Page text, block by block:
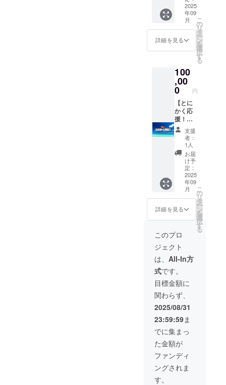
乳、白
すりご
ま/安定
剤(増粘
「賞味
期限」
方法」
-18℃以
下の冷
凍保存
「アレ
ルギー
物質」
卵、乳
製造者
株式会
社
CASTA
NO 鹿児
島県大
島郡瀬
戸内町
船津22-
6-102
ビーン
ズ/安定
剤（増
粘多糖
類） 島
メル：
[アイス]
牛乳、
グラ
ニュー
糖、島
ざら
め、生
クリー
ム、脱
脂粉
乳、海
塩/安定
剤（増
粘多糖
類）
[キャラ
メルク
ラ
糖/重曹
奄美黒
糖ジェ
ラー
ト：牛
乳、グ
ラ
ニュー
砂糖、
生ク
リー
ム、脱
脂粉乳/
安定剤
(増粘多
セージ
カード
や札に
記載い
たしま
す。 店
舗外観
華やか
な演出
で、開
店をお
祝いし
ていた
だけま
す。 公
式SNS
で紹介
させて
いただ
きま
す。 設
置期
間：開
店直後
の一定
期間
（例：1
～2週
間）店
頭に飾
りま
す。生
花のた
め、枯
れ具合
などを
見て管
理しま
す。 掲
載する
お名
前：本
名・
ニック
ネー
カップ
セッ
ト】 ・
クラ
ファン
オリジ
ナルT
・クラ
ファン
オリジ
ナルマ
グカッ
プ ・店
頭で使
える５
０００
円ギフ
ト券
有効期
間：
2025年
9月1
日〜
2026年
9月1日
までの1
年間
2025
年09
月
詳細を見る
こ
の
リ
タ
ー
ン
を
選
択
す
る
100
,00
0 円
【とに
かく応
援！・
100000
円】 感
謝の気
持ちを
込め
て、
オー
ナーか
らお礼
のメッ
セージ
を送ら
せてい
ただき
ます。
可能な
方は備
考欄に
てお名
前を教
えてい
ただけ
れば幸
いで
す。 こ
のリ
ターン
は3000
円・そ
の他の
とにか
支援
者：
1人
お届
け予
定：
2025
年09
月
詳細を見る
こ
の
リ
タ
ー
ン
を
選
択
す
る
このプロ
ジェクト
は、 All-In方
式です。
目標金額に
関わらず、
2025/08/31
23:59:59ま
でに集まっ
た金額が
ファンディ
ングされま
す。